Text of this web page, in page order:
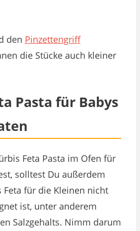
den Pinzettengriff
die Stücke auch kleiner
Pasta für Babys
Feta Pasta im Ofen für
solltest Du außerdem
Feta für die Kleinen nicht
ist, unter anderem
Salzgehalts. Nimm darum